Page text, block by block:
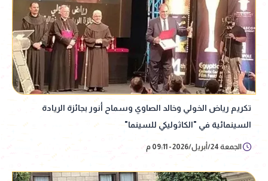
تكريم رياض الخولي وخالد الصاوي وسماح أنور بجائزة الريادة
السينمائية في "الكاثوليكي للسينما"
الجمعة 24/أبريل/2026 - 09:11 م